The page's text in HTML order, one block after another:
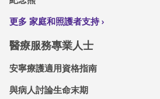
更多 家庭和照護者支持
醫療服務專業人士
安寧療護適用資格指南
與病人討論生命末期